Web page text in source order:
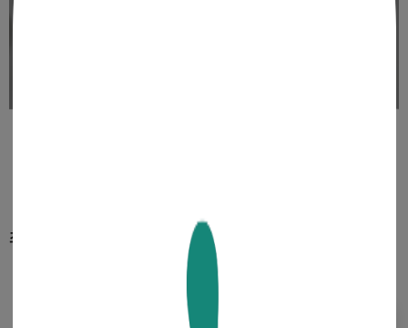
최신 콘텐츠